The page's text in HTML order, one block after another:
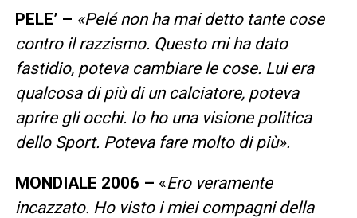
PELE’ – «Pelé non ha mai detto tante cose
contro il razzismo. Questo mi ha dato
fastidio, poteva cambiare le cose. Lui era
qualcosa di più di un calciatore, poteva
aprire gli occhi. Io ho una visione politica
dello Sport. Poteva fare molto di più».
MONDIALE 2006 – «Ero veramente
incazzato. Ho visto i miei compagni della